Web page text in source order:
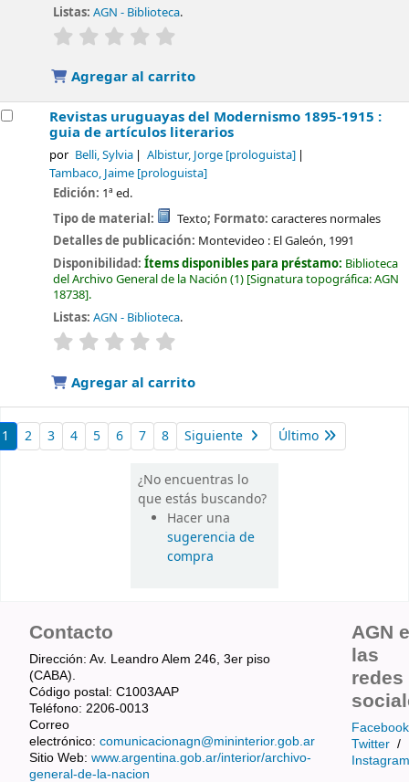
Listas: AGN - Biblioteca.
valoración
Agregar al carrito
Revistas uruguayas del Modernismo 1895-1915 :
guia de artículos literarios
por Belli, Sylvia Albistur, Jorge[prologuista]
Tambaco, Jaime [prologuista]
Edición: 1ª ed.
Tipo de material:
Texto; Formato: caracteres normales
Detalles de publicación: Montevideo : El Galeón, 1991
Disponibilidad:Ítems disponibles para préstamo: Biblioteca
del Archivo General de la Nación (1) Signatura topográfica:AGN
18738 .
Listas: AGN - Biblioteca.
valoración
Agregar al carrito
1 2 3 4 5 6 7 8 Siguiente Último
¿No encuentras lo
que estás buscando?
Hacer una
sugerencia de
compra
Contacto
Dirección: Av. Leandro Alem 246, 3er piso
(CABA).
Código postal: C1003AAP
Teléfono: 2206-0013
Correo
electrónico: comunicacionagn@mininterior.gob.ar
Sitio Web: www.argentina.gob.ar/interior/archivo-
general-de-la-nacion
AGN
las
redes
Facebook
Twitter /
Instagram